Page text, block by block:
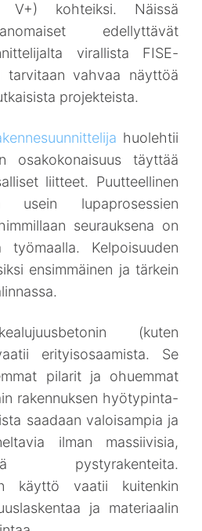
kohteiksi. Näissä
edellyttävät
virallista FISE-
tarvitaan vahvaa näyttöä
projekteista.
huolehtii
osakokonaisuus täyttää
liitteet. Puutteellinen
usein lupaprosessien
seurauksena on
työmaalla. Kelpoisuuden
ensimmäinen ja tärkein
(kuten
erityisosaamista. Se
pilarit ja ohuemmat
rakennuksen hyötypinta-
saadaan valoisampia ja
ilman massiivisia,
käyttö vaatii kuitenkin
ja materiaalin